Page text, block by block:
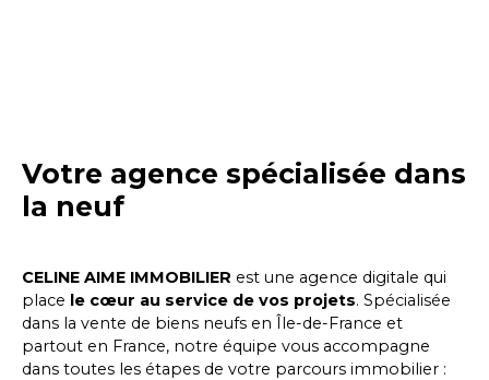
Votre agence spécialisée dans
la neuf
CELINE AIME IMMOBILIER est une agence digitale qui
place le cœur au service de vos projets. Spécialisée
dans la vente de biens neufs en Île-de-France et
partout en France, notre équipe vous accompagne
dans toutes les étapes de votre parcours immobilier :